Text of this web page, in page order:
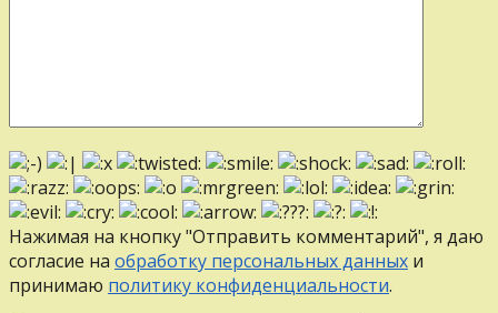
Нажимая на кнопку "Отправить комментарий", я даю
согласие на обработку персональных данных и
принимаю политику конфиденциальности.